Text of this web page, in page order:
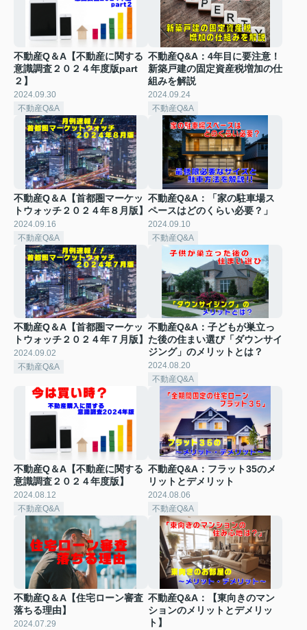
不動産Q＆A【不動産に関する
意識調査２０２４年度版part
２】
2024.09.30
不動産Q&A
不動産Q&A：4年目に要注意！
新築戸建の固定資産税増加の仕
組みを解説
2024.09.24
不動産Q&A
不動産Q＆A【首都圏マーケッ
トウォッチ２０２４年８月版】
2024.09.16
不動産Q&A
不動産Q&A：「家の駐車場ス
ペースはどのくらい必要？」
2024.09.10
不動産Q&A
不動産Q＆A【首都圏マーケッ
トウォッチ２０２４年７月版】
2024.09.02
不動産Q&A
不動産Q&A：子どもが巣立っ
た後の住まい選び「ダウンサイ
ジング」のメリットとは？
2024.08.20
不動産Q&A
不動産Q＆A【不動産に関する
意識調査２０２４年度版】
2024.08.12
不動産Q&A
不動産Q&A：フラット35のメ
リットとデメリット
2024.08.06
不動産Q&A
不動産Q＆A【住宅ローン審査
落ちる理由】
2024.07.29
不動産Q&A：【東向きのマン
ションのメリットとデメリッ
ト】